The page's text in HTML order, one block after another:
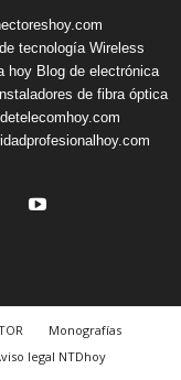
tecnología Wireless
hoy Blog de electrónica
de fibra óptica
Monografías
legal NTDhoy